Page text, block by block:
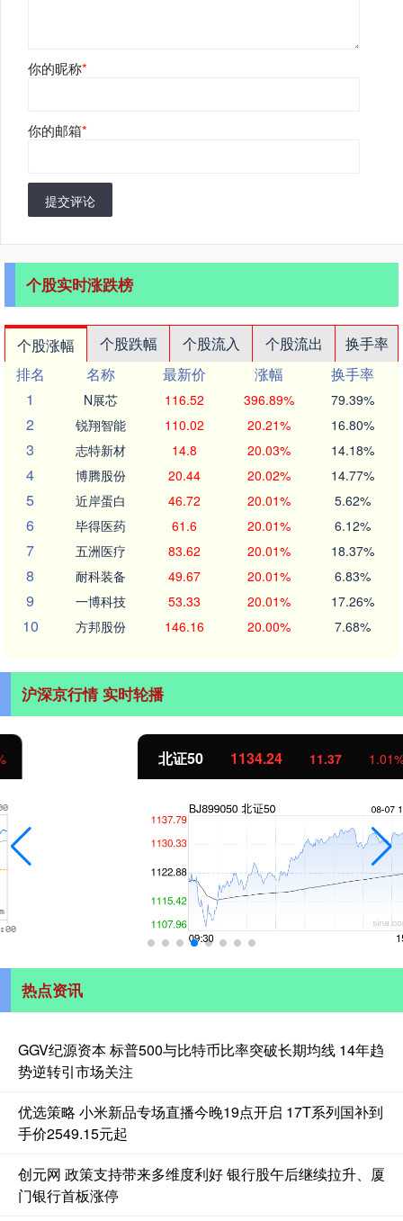
你的昵称*
你的邮箱*
提交评论
个股实时涨跌榜
个股涨幅 个股跌幅 个股流入 个股流出
换手率
排名
名称 最新价 涨幅
换手率
1
N展芯 116.52 396.89% 79.39%
2 锐翔智能 110.02 20.21% 16.80%
3 志特新材 14.8 20.03% 14.18%
4 博腾股份 20.44 20.02% 14.77%
5 近岸蛋白 46.72 20.01% 5.62%
6 毕得医药 61.6 20.01% 6.12%
7 五洲医疗 83.62 20.01% 18.37%
8 耐科装备 49.67 20.01% 6.83%
9 一博科技 53.33 20.01% 17.26%
10 方邦股份 146.16 20.00% 7.68%
沪深京行情 实时轮播
1134.24 11.37 1.01%
热点资讯
GGV纪源资本 标普500与比特币比率突破长期均线 14年趋
势逆转引市场关注
优选策略 小米新品专场直播今晚19点开启 17T系列国补到
手价2549.15元起
创元网 政策支持带来多维度利好 银行股午后继续拉升、厦
门银行首板涨停